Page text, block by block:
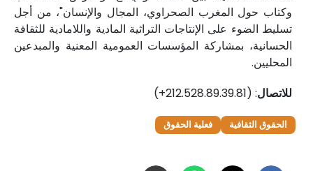
وكتاب حول المغرب الصحراوي، المجال والإنسان"، من أجل
تسليط الضوء على الإنتاجات التراثية المادية واللامادية للثقافة
الحسانية، بمشاركة المؤسسات العمومية المعنية والمبدعين
المحليين.
للاتصال: (212.528.89.39.81+)
الحقوق الثقافية فعلية الحقوق